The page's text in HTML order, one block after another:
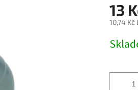
13
10,74 Kč
cena: